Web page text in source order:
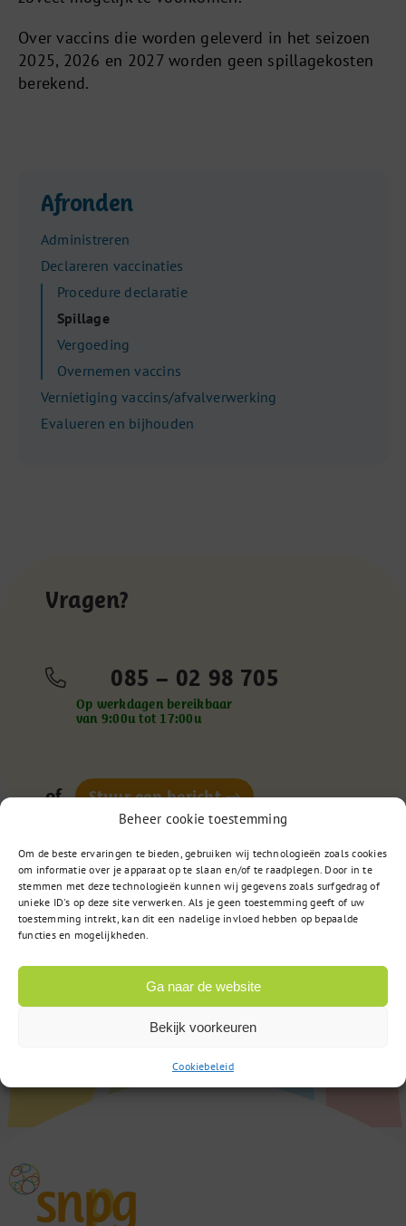
Beheer cookie toestemming
Om de beste ervaringen te bieden, gebruiken wij technologieën zoals cookies
om informatie over je apparaat op te slaan en/of te raadplegen. Door in te
stemmen met deze technologieën kunnen wij gegevens zoals surfgedrag of
unieke ID's op deze site verwerken. Als je geen toestemming geeft of uw
toestemming intrekt, kan dit een nadelige invloed hebben op bepaalde
functies en mogelijkheden.
Ga naar de website
Bekijk voorkeuren
Cookiebeleid
Over vaccins die worden geleverd in het seizoen
2025, 2026 en 2027 worden geen spillagekosten
berekend.
Afronden
Administreren
Declareren vaccinaties
Procedure declaratie
Spillage
Vergoeding
Overnemen vaccins
Vernietiging vaccins/afvalverwerking
Evalueren en bijhouden
Vragen?
085 – 02 98 705
Op werkdagen bereikbaar
van 9:00u tot 17:00u
of Stuur een bericht